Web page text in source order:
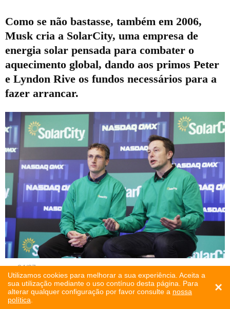
Utilizamos cookies para melhorar a sua experiência. Aceita a
sua utilização mediante o uso contínuo desta página. Para
alterar qualquer configuração por favor consulte a nossa
política
×
Como se não bastasse, também em 2006,
Musk cria a SolarCity, uma empresa de
energia solar pensada para combater o
aquecimento global, dando aos primos Peter
e Lyndon Rive os fundos necessários para a
fazer arrancar.
24/37
De volta à Tesla, nem tudo foram rosas. Sob